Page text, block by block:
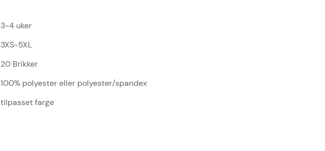
3-4 uker
3XS-5XL
20 Brikker
100% polyester eller polyester/spandex
tilpasset farge